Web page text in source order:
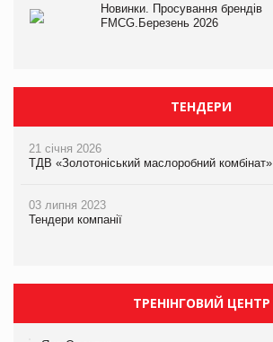
Новинки. Просування брендів
FMCG.Березень 2026
ТЕНДЕРИ
21 січня 2026
ТДВ «Золотоніський маслоробний комбінат»
03 липня 2023
Тендери компанії
ТРЕНІНГОВИЙ ЦЕНТР